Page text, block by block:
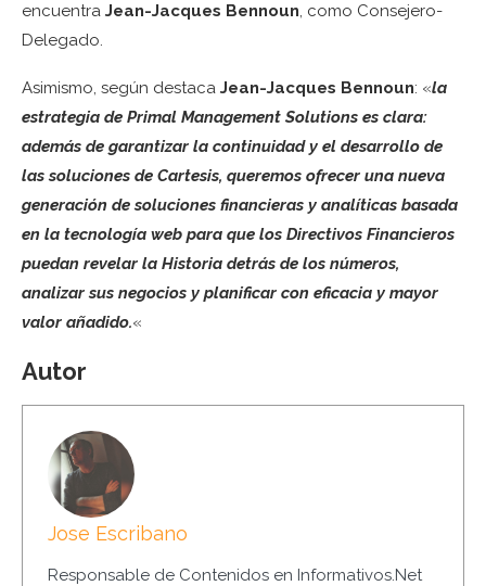
encuentra Jean-Jacques Bennoun, como Consejero-
Delegado.
Asimismo, según destaca Jean-Jacques Bennoun: «la
estrategia de Primal Management Solutions es clara:
además de garantizar la continuidad y el desarrollo de
las soluciones de Cartesis, queremos ofrecer una nueva
generación de soluciones financieras y analíticas basada
en la tecnología web para que los Directivos Financieros
puedan revelar la Historia detrás de los números,
analizar sus negocios y planificar con eficacia y mayor
valor añadido.«
Autor
Jose Escribano
Responsable de Contenidos en Informativos.Net